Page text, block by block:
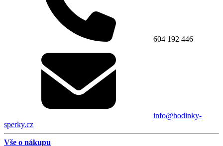
604 192 446
info@hodinky-
sperky.cz
Vše o nákupu